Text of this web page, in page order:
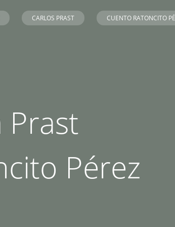
CARLOS PRAST CUENTO RATONCITO
Pérez